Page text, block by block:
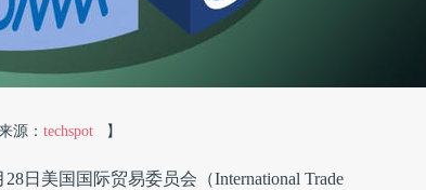
源： techspot 】
日美国国际贸易委员会（International Trade